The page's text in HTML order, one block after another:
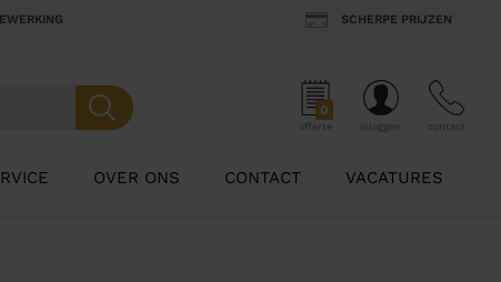
SCHERPE PRIJZEN
0
offerte inloggen contact
OVER ONS CONTACT VACATURES